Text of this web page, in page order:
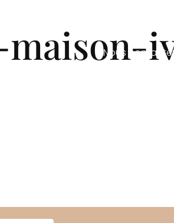
Nous contacter